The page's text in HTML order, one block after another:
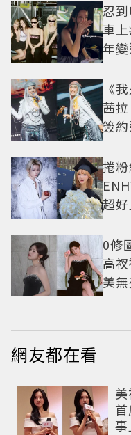
忍
車
年
《
茜
簽
捲
超
0修
高
美
網友都在看